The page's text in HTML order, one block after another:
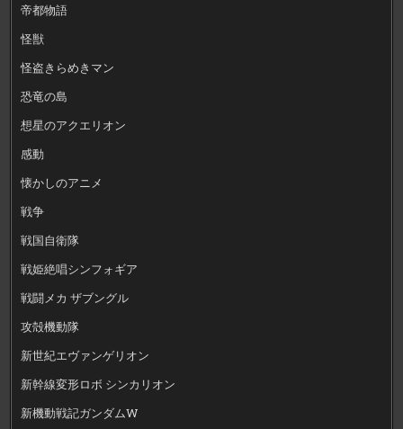
帝都物語
怪獣
怪盗きらめきマン
恐竜の島
想星のアクエリオン
感動
懐かしのアニメ
戦争
戦国自衛隊
戦姫絶唱シンフォギア
戦闘メカ ザブングル
攻殻機動隊
新世紀エヴァンゲリオン
新幹線変形ロボ シンカリオン
新機動戦記ガンダムW